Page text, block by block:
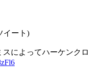
イート)
によってハーケンクロ